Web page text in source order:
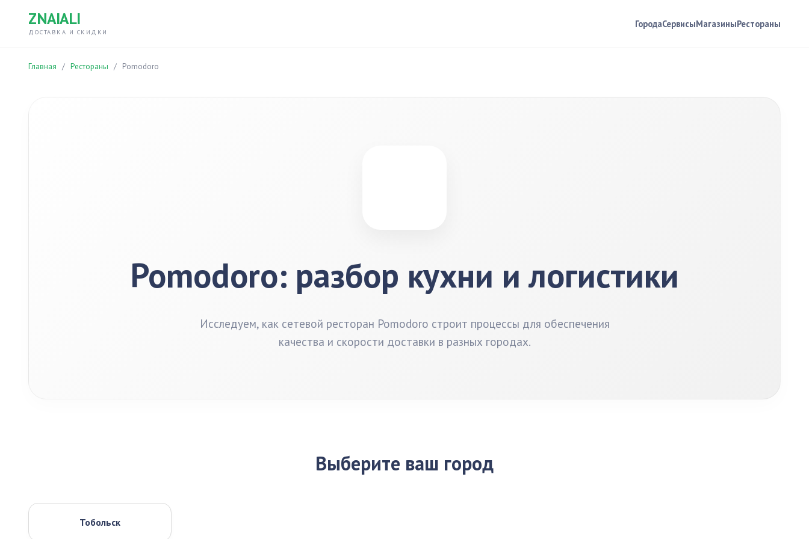
ZNAIALI
ДОСТАВКА И СКИДКИ
ГородаСервисыМагазиныРестораны
Главная / Рестораны / Pomodoro
Pomodoro: разбор кухни и логистики
Исследуем, как сетевой ресторан Pomodoro строит процессы для обеспечения
качества и скорости доставки в разных городах.
Выберите ваш город
Тобольск